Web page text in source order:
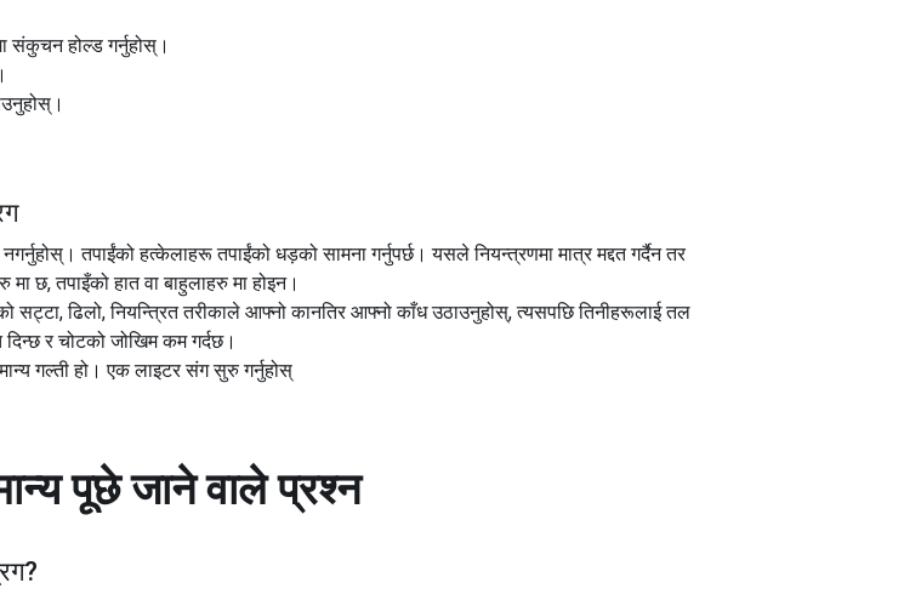
संकुचन होल्ड गर्नुहोस्।
तपाईंको हत्केलाहरू तपाईंको धड़को सामना गर्नुपर्छ। यसले नियन्त्रणमा मात्र मद्दत गर्दैन तर
छ, तपाइँको हात वा बाहुलाहरु मा होइन।
सट्टा, ढिलो, नियन्त्रित तरीकाले आफ्नो कानतिर आफ्नो काँध उठाउनुहोस्, त्यसपछि तिनीहरूलाई तल
र चोटको जोखिम कम गर्दछ।
गल्ती हो। एक लाइटर संग सुरु गर्नुहोस्
पूछे जाने वाले प्रश्न
?